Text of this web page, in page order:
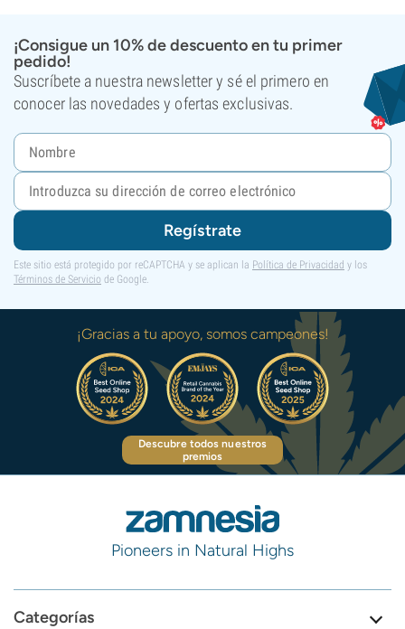
¡Consigue un 10% de descuento en tu primer
pedido!
Suscríbete a nuestra newsletter y sé el primero en
conocer las novedades y ofertas exclusivas.
Regístrate
Este sitio está protegido por reCAPTCHA y se aplican la Política de Privacidad y los
Términos de Servicio de Google.
¡Gracias a tu apoyo, somos campeones!
Descubre todos nuestros
premios
Pioneers in Natural Highs
Categorías